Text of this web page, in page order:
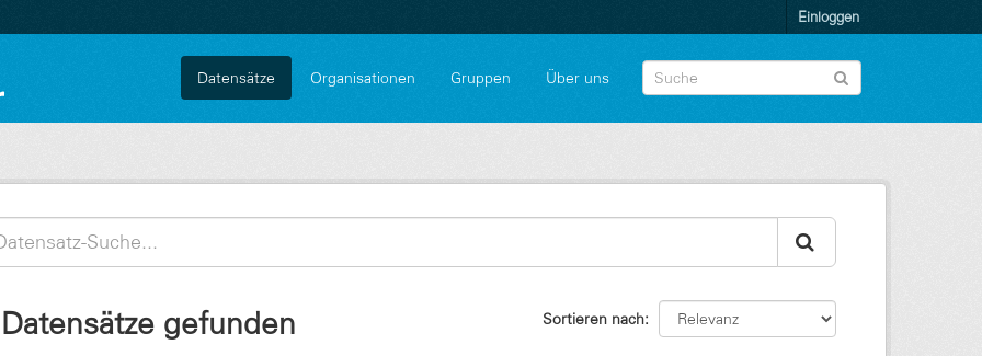
Einloggen
Datensätze Organisationen Gruppen Über uns
Sortieren nach
gefunden